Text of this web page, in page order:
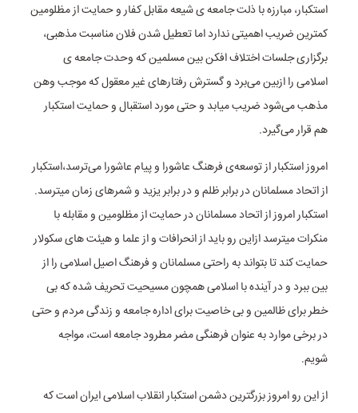
استکبار، مبارزه با ذلت جامعه ی شیعه مقابل کفار و حمایت از مظلومین
کمترین ضریب اهمیتی ندارد اما تعطیل شدن فلان مناسبت مذهبی،
برگزاری جلسات اختلاف افکن بین مسلمین که وحدت جامعه ی
اسلامی را ازبین می‌برد و گسترش رفتارهای غیر معقول که موجب وهن
مذهب می‌شود ضریب میابد و حتی مورد استقبال و حمایت استکبار
هم قرار می‌گیرد.
امروز استکبار از توسعه‌ی فرهنگ عاشورا و پیام عاشورا می‌ترسد،استکبار
از اتحاد مسلمانان در برابر ظلم و در برابر یزید و شمرهای زمان میترسد.
استکبار امروز از اتحاد مسلمانان در حمایت از مظلومین و مقابله با
منکرات میترسد ازاین رو باید از انحرافات و از علما و هیئت های سکولار
حمایت کند تا بتواند به راحتی مسلمانان و فرهنگ اصیل اسلامی را از
بین ببرد و در آینده با اسلامی همچون مسیحیت تحریف شده که بی
خطر برای ظالمین و بی خاصیت برای اداره جامعه و زندگی مردم و حتی
در برخی موارد به عنوان فرهنگی مضر مطرود جامعه است، مواجه
شویم.
از این رو امروز بزرگترین دشمن استکبار انقلاب اسلامی ایران است که